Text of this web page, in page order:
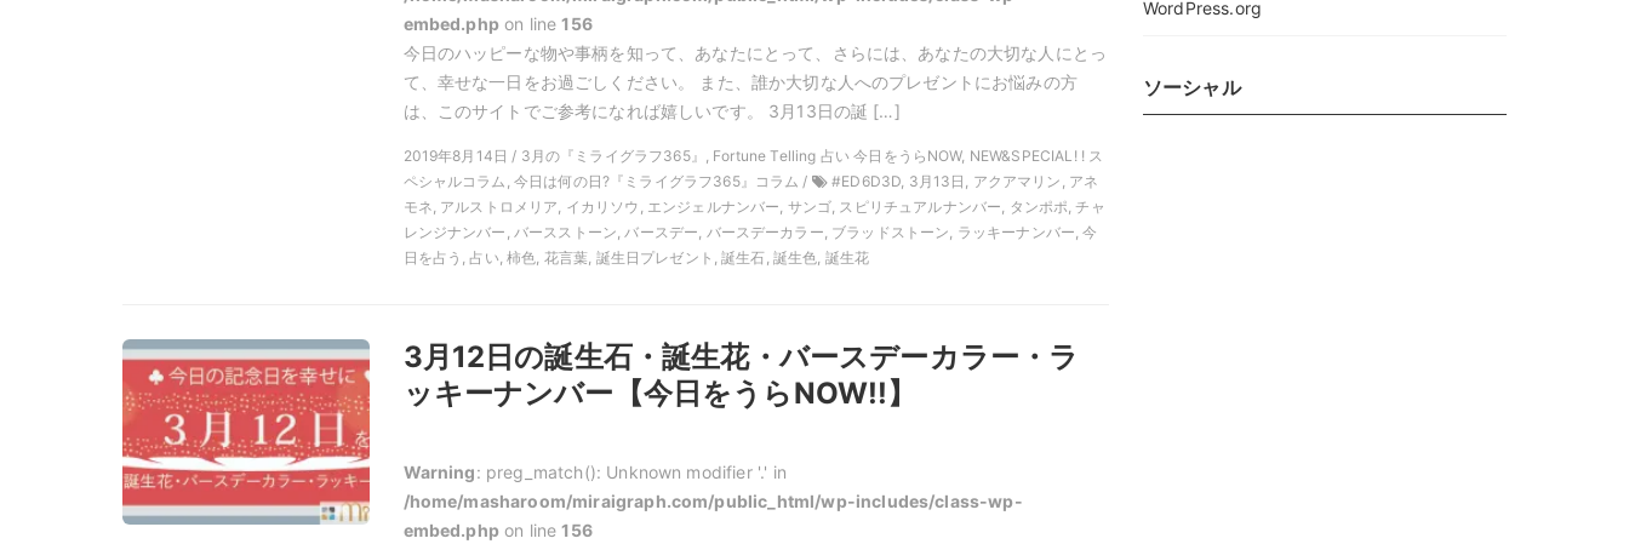
embed.phpon line156
今日のハッピーな物や事柄を知って、あなたにとって、さらには、あなたの大切な人にとっ
て、幸せな一日をお過ごしください。 また、誰か大切な人へのプレゼントにお悩みの方
は、このサイトでご参考になれば嬉しいです。 3月13日の誕 […]
2019年8月14日 / 3月の『ミライグラフ365』, Fortune Telling 占い 今日をうらNOW, NEW&SPECIAL! ! ス
ペシャルコラム, 今日は何の日?『ミライグラフ365』コラム /
#ED6D3D, 3月13日, アクアマリン, アネ
モネ, アルストロメリア, イカリソウ, エンジェルナンバー, サンゴ, スピリチュアルナンバー, タンポポ, チャ
レンジナンバー, バースストーン, バースデー, バースデーカラー, ブラッドストーン, ラッキーナンバー, 今
日を占う, 占い, 柿色, 花言葉, 誕生日プレゼント, 誕生石, 誕生色, 誕生花
3月12日の誕生石・誕生花・バースデーカラー・ラ
ッキーナンバー【今日をうらNOW!!】
Warning: preg_match(): Unknown modifier '.' in
/home/masharoom/miraigraph.com/public_html/wp-includes/class-wp-
embed.phpon line156
WordPress.org
ソーシャル